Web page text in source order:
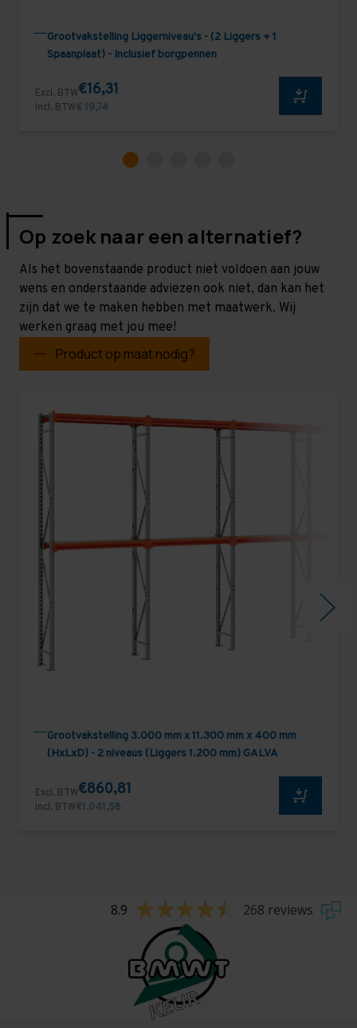
Grootvakstelling Liggerniveau's - (2 Liggers + 1
Spaanplaat) - Inclusief borgpennen
Excl. BTW€16,31
Incl. BTW€ 19,74
Op zoek naar een alternatief?
Als het bovenstaande product niet voldoen aan jouw
wens en onderstaande adviezen ook niet, dan kan het
zijn dat we te maken hebben met maatwerk. Wij
werken graag met jou mee!
Product op maat nodig?
Grootvakstelling 3.000 mm x 11.300 mm x 400 mm
(HxLxD) - 2 niveaus (Liggers 1.200 mm) GALVA
Excl. BTW€860,81
Incl. BTW€1.041,58
8.9 268 reviews